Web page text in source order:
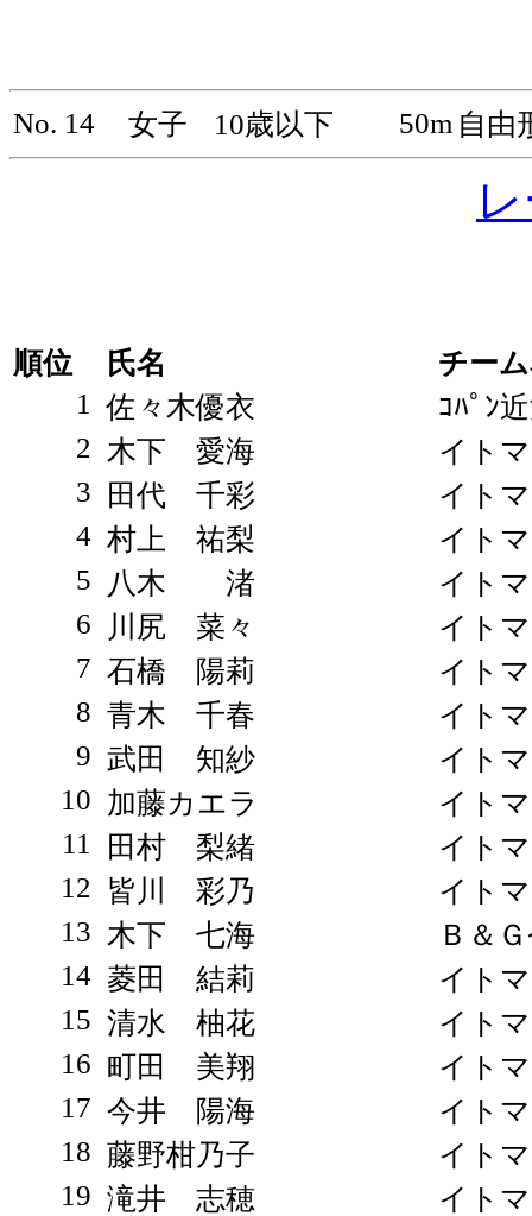
No. 14 女子 10歳以下 50m 自由
順位 氏名
チー
1
佐々木優衣
ｺﾊﾟﾝ
2 木下 愛海
イト
3
田代 千彩
イト
4 村上 祐梨
イト
5
八木 渚
イト
6
川尻 菜々
イト
7 石橋 陽莉
イト
8 青木 千春
イト
9 武田 知紗
イト
10 加藤カエラ
イト
11
田村 梨緒
イト
12 皆川 彩乃
イト
13 木下 七海
Ｂ＆
14 菱田 結莉
イト
15 清水 柚花
イト
16 町田 美翔
イト
17 今井 陽海
イト
18 藤野柑乃子
イト
19 滝井 志穂
イト